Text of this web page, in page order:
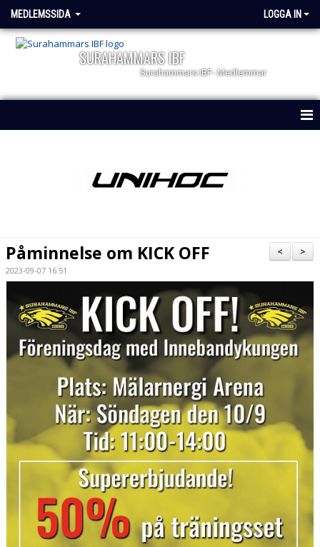
MEDLEMSSIDA LOGGA IN
SURAHAMMARS IBF
Surahammars IBF- Medlemmar
>
<
Påminnelse om KICK OFF
2023-09-07 16:51